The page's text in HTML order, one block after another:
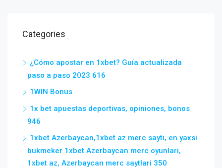
Categories
¿Cómo apostar en 1xbet? Guía actualizada
paso a paso 2023 616
1WIN Bonus
1x bet apuestas deportivas, opiniones, bonos
946
1xbet Azerbaycan,1xbet az merc saytı, en yaxsi
bukmeker 1xbet Azerbaycan merc oyunlari,
1xbet az, Azerbaycan merc saytlari 350